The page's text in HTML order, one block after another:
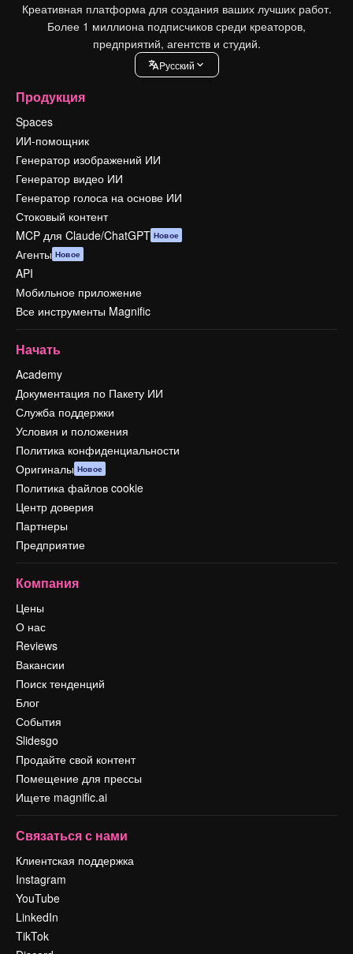
Креативная платформа для создания ваших лучших работ.
Более 1 миллиона подписчиков среди креаторов,
предприятий, агентств и студий.
Pусский
Продукция
Spaces
ИИ-помощник
Генератор изображений ИИ
Генератор видео ИИ
Генератор голоса на основе ИИ
Стоковый контент
MCP для Claude/ChatGPT Новое
Агенты Новое
API
Мобильное приложение
Все инструменты Magnific
Начать
Academy
Документация по Пакету ИИ
Служба поддержки
Условия и положения
Политика конфиденциальности
Оригиналы Новое
Политика файлов cookie
Центр доверия
Партнеры
Предприятие
Компания
Цены
О нас
Reviews
Вакансии
Поиск тенденций
Блог
События
Slidesgo
Продайте свой контент
Помещение для прессы
Ищете magnific.ai
Связаться с нами
Клиентская поддержка
Instagram
YouTube
LinkedIn
TikTok